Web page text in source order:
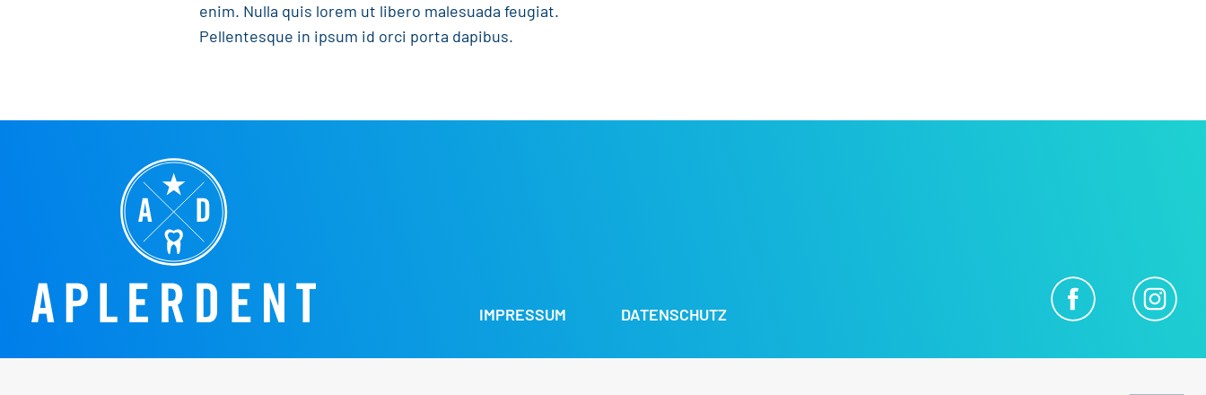
enim. Nulla quis lorem ut libero malesuada feugiat.
Pellentesque in ipsum id orci porta dapibus.
IMPRESSUM DATENSCHUTZ